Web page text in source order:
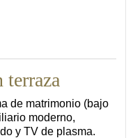
terraza
de matrimonio (bajo
moderno,
y TV de plasma.